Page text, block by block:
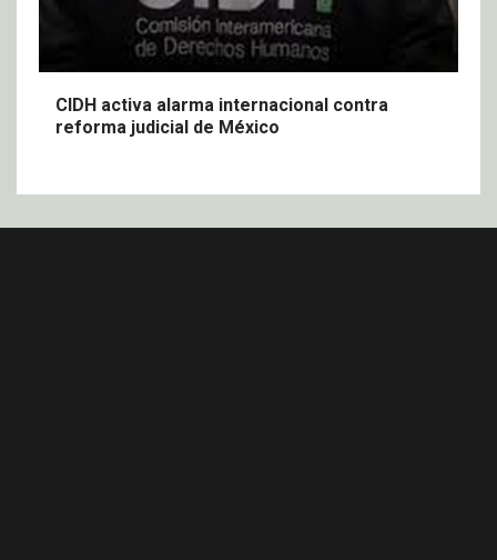
CIDH activa alarma internacional contra
reforma judicial de México